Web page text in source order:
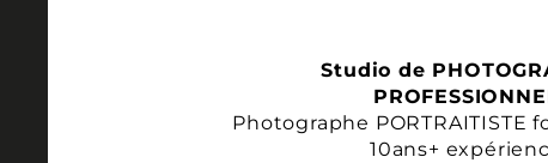
Studio de
Photographe PORTRAITISTE
10ans+